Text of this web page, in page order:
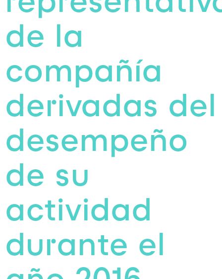
de la
compañía
derivadas del
desempeño
de su
actividad
durante el